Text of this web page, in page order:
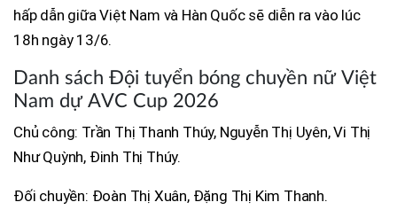
hấp dẫn giữa Việt Nam và Hàn Quốc sẽ diễn ra vào lúc
18h ngày 13/6.
Danh sách Đội tuyển bóng chuyền nữ Việt
Nam dự AVC Cup 2026
Chủ công: Trần Thị Thanh Thúy, Nguyễn Thị Uyên, Vi Thị
Như Quỳnh, Đinh Thị Thúy.
Đối chuyền: Đoàn Thị Xuân, Đặng Thị Kim Thanh.